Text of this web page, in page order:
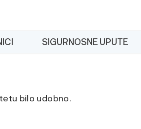
SIGURNOSNE UPUTE
bilo udobno.